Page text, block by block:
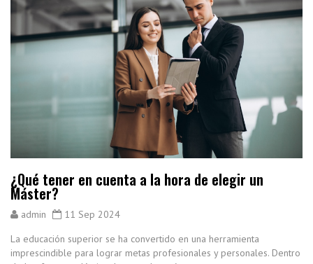
¿Qué tener en cuenta a la hora de elegir un
Máster?
admin
11 Sep 2024
La educación superior se ha convertido en una herramienta
imprescindible para lograr metas profesionales y personales. Dentro